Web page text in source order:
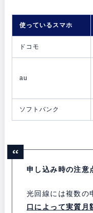
使っているスマホ
ドコモ
au
ソフトバンク
申し込み時の注意
光回線には複数の
口によって実質月